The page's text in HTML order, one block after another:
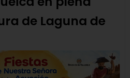
de Laguna de